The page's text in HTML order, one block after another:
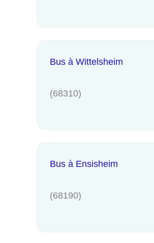
Bus à Wittelsheim
(68310)
Bus à Ensisheim
(68190)